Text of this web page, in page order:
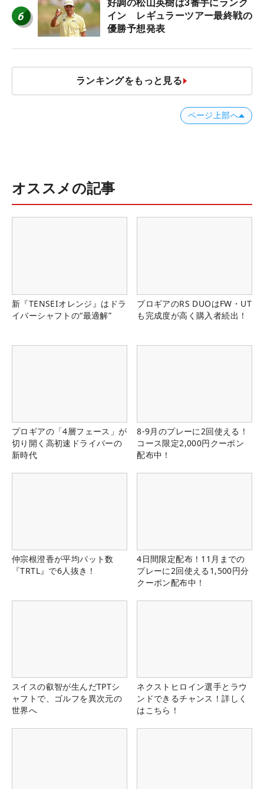
6
好調の松山英樹は3番手にランク
イン レギュラーツアー最終戦の
優勝予想発表
ランキングをもっと見る
ページ上部へ
オススメの記事
新『TENSEIオレンジ』はドラ
イバーシャフトの“最適解”
プロギアのRS DUOはFW・UT
も完成度が高く購入者続出！
プロギアの「4層フェース」が
切り開く高初速ドライバーの
新時代
8-9月のプレーに2回使える！
コース限定2,000円クーポン
配布中！
仲宗根澄香が平均パット数
『TRTL』で6人抜き！
4日間限定配布！11月までの
プレーに2回使える1,500円分
クーポン配布中！
スイスの叡智が生んだTPTシ
ャフトで、ゴルフを異次元の
世界へ
ネクストヒロイン選手とラウ
ンドできるチャンス！詳しく
はこちら！